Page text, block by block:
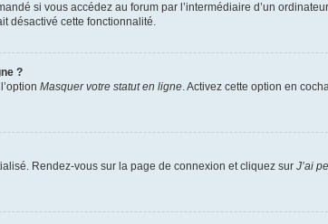
si vous accédez au forum par l’intermédiaire d’un
désactivé cette fonctionnalité.
?
Masquer votre statut en ligne. Activez cette option en
Rendez-vous sur la page de connexion et cliquez sur J’ai